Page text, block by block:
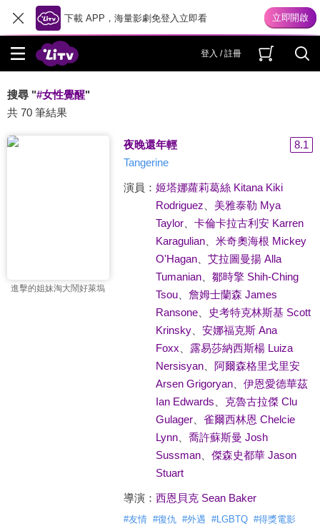
下載 APP，海量影劇免登入立即看
登入 / 註冊
搜尋 "#女性覺醒"
共 70 筆結果
進擊的姐妹淘大鬧好萊塢
夜晚還年輕
8.1
Tangerine
演員： 姬塔娜蘿莉葛絲 Kitana Kiki
Rodriguez
美雅泰勒 Mya
Taylor、 卡倫卡拉古利安 Karren
Karagulian、 米奇奧海根 Mickey
O'Hagan、 艾拉圖曼揚 Alla
Tumanian、 鄒時擎 Shih-Ching
Tsou、 詹姆士蘭森 James
Ransone、
史考特克林斯基 Scott
Krinsky、 安娜福克斯 Ana
Foxx
露易莎納西斯楊 Luiza
Nersisyan、 阿爾森格里戈里安
Arsen Grigoryan、 伊恩愛德華茲
Ian Edwards
克魯古拉傑 Clu
Gulager、 雀爾西林恩 Chelcie
Lynn、 喬許蘇斯曼 Josh
Sussman、 傑森史都華 Jason
Stuart
導演： 西恩貝克 Sean Baker
#友情 #復仇 #外遇 #LGBTQ #得獎電影